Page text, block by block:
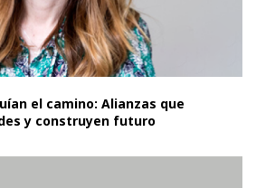
el camino: Alianzas que
y construyen futuro